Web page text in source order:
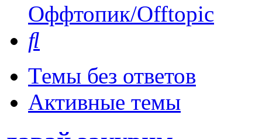
Оффтопик/Offtopic
Темы без ответов
Активные темы